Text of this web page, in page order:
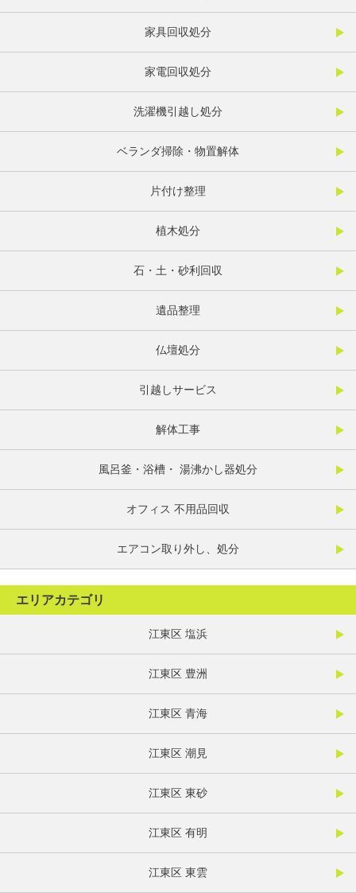
家具回収処分
家電回収処分
洗濯機引越し処分
ベランダ掃除・物置解体
片付け整理
植木処分
石・土・砂利回収
遺品整理
仏壇処分
引越しサービス
解体工事
風呂釜・浴槽・ 湯沸かし器処分
オフィス 不用品回収
エアコン取り外し、処分
エリアカテゴリ
江東区 塩浜
江東区 豊洲
江東区 青海
江東区 潮見
江東区 東砂
江東区 有明
江東区 東雲